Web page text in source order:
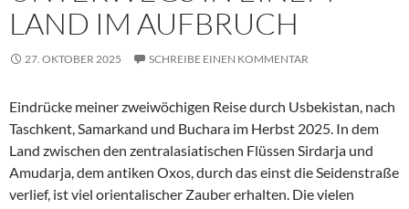
LAND IM AUFBRUCH
27. OKTOBER 2025 SCHREIBE EINEN KOMMENTAR
Eindrücke meiner zweiwöchigen Reise durch Usbekistan, nach
Taschkent, Samarkand und Buchara im Herbst 2025. In dem
Land zwischen den zentralasiatischen Flüssen Sirdarja und
Amudarja, dem antiken Oxos, durch das einst die Seidenstraße
verlief, ist viel orientalischer Zauber erhalten. Die vielen